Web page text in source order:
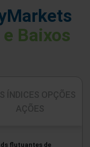
Baixos
flutuantes de